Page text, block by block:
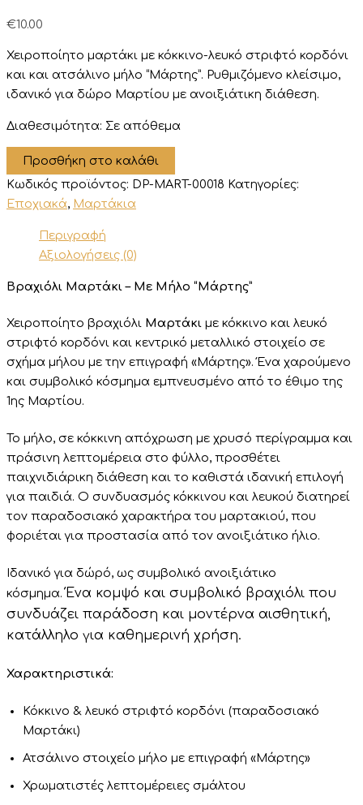
€10.00
Χειροποίητο μαρτάκι με κόκκινο-λευκό στριφτό κορδόνι
και και ατσάλινο μήλο “Μάρτης”. Ρυθμιζόμενο κλείσιμο,
ιδανικό για δώρο Μαρτίου με ανοιξιάτικη διάθεση.
Διαθεσιμότητα: Σε απόθεμα
Βραχιόλι
Μαρτάκι
-
Με
“Μάρτης”
ποσότητα
Προσθήκη στο καλάθι
Κωδικός προϊόντος: DP-MART-00018 Κατηγορίες:
Εποχιακά, Μαρτάκια
Περιγραφή
Αξιολογήσεις (0)
Βραχιόλι Μαρτάκι – Με Μήλο “Μάρτης”
Χειροποίητο βραχιόλι Μαρτάκι με κόκκινο και λευκό
στριφτό κορδόνι και κεντρικό μεταλλικό στοιχείο σε
σχήμα μήλου με την επιγραφή «Μάρτης». Ένα χαρούμενο
και συμβολικό κόσμημα εμπνευσμένο από το έθιμο της
1ης Μαρτίου.
Το μήλο, σε κόκκινη απόχρωση με χρυσό περίγραμμα και
πράσινη λεπτομέρεια στο φύλλο, προσθέτει
παιχνιδιάρικη διάθεση και το καθιστά ιδανική επιλογή
για παιδιά. Ο συνδυασμός κόκκινου και λευκού διατηρεί
τον παραδοσιακό χαρακτήρα του μαρτακιού, που
φοριέται για προστασία από τον ανοιξιάτικο ήλιο.
Ιδανικό για δώρό, ως συμβολικό ανοιξιάτικο
κόσμημα.Ένα κομψό και συμβολικό βραχιόλι που
συνδυάζει παράδοση και μοντέρνα αισθητική,
κατάλληλο για καθημερινή χρήση.
Χαρακτηριστικά:
Κόκκινο & λευκό στριφτό κορδόνι (παραδοσιακό
Μαρτάκι)
Ατσάλινο στοιχείο μήλο με επιγραφή «Μάρτης»
Χρωματιστές λεπτομέρειες σμάλτου